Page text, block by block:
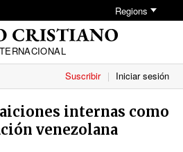
Regions
Suscribir Iniciar sesión
internas como
venezolana